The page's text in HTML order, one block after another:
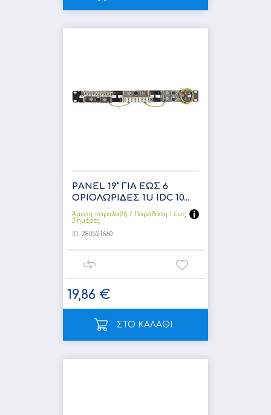
PANEL 19” ΓΙΑ ΕΩΣ 6
ΟΡΙΟΛΩΡΙΔΕΣ 1U IDC 10...
Άμεση παραλαβή / Παράδoση 1 έως
3 ημέρες
ID: 280521660
19,86 €
ΣΤΟ ΚΑΛΑΘΙ